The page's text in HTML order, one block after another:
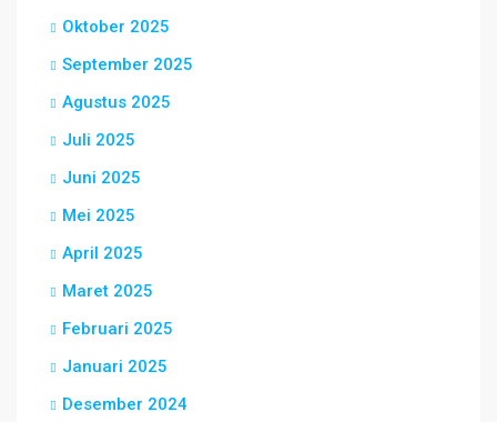
Oktober 2025
September 2025
Agustus 2025
Juli 2025
Juni 2025
Mei 2025
April 2025
Maret 2025
Februari 2025
Januari 2025
Desember 2024